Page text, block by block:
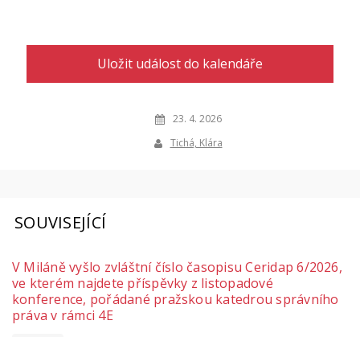
Uložit událost do kalendáře
23. 4. 2026
Tichá, Klára
SOUVISEJÍCÍ
V Miláně vyšlo zvláštní číslo časopisu Ceridap 6/2026,
ve kterém najdete příspěvky z listopadové
konference, pořádané pražskou katedrou správního
práva v rámci 4E